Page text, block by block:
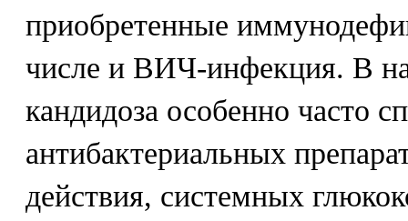
приобретенные
числе и ВИЧ-инфекция. В
кандидоза особенно часто
антибактериальных
действия, системных